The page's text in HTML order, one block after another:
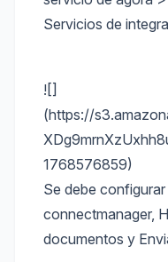
Servicios de
![]
(https://
1768576859)
Se debe
connectmanager,
documentos y